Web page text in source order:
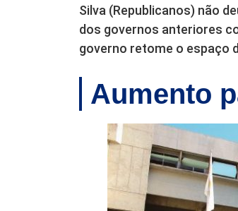
Silva (Republicanos) não
dos governos anteriores
governo retome o espaço
Aumento